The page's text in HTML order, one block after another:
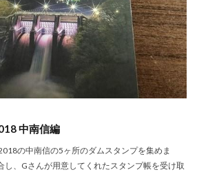
中南信編
の中南信の5ヶ所のダムスタンプを集めま
、Gさんが用意してくれたスタンプ帳を受け取